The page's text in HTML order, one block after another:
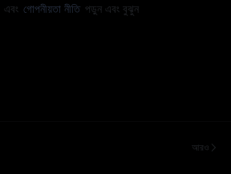
এবং গোপনীয়তা নীতি পড়ুন এবং বুঝুন
আরও